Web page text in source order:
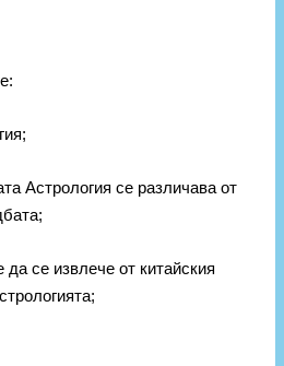
Астрология се различава от
се извлече от китайския